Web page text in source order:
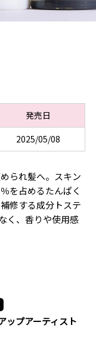
発売日
2025/05/08
られ髪へ。スキン
を占めるたんぱく
修する成分トステ
く、香りや使用感
ップアーティスト